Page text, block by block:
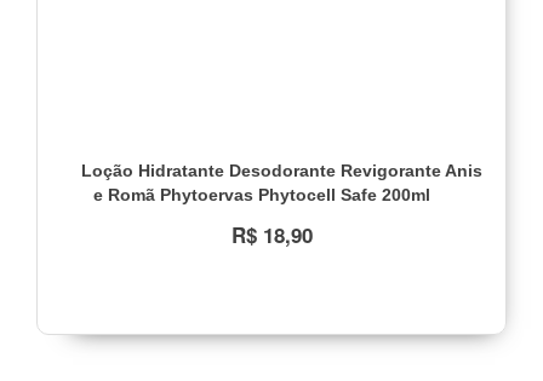
Loção Hidratante Desodorante Revigorante Anis
e Romã Phytoervas Phytocell Safe 200ml
R$ 18,90